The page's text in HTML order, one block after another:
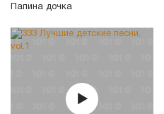
Папина дочка